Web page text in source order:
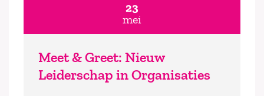
23
mei
Meet & Greet: Nieuw
Leiderschap in Organisaties